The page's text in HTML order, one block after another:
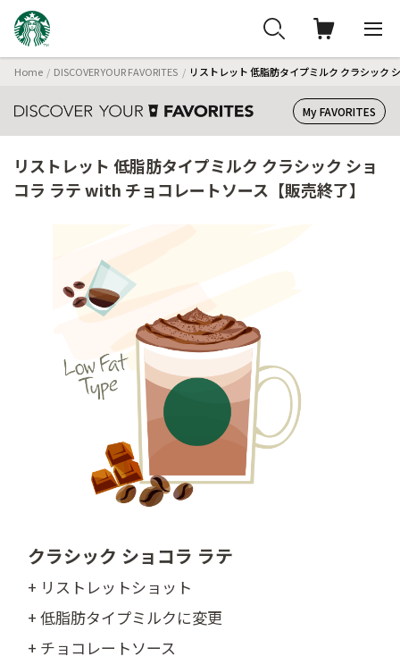
Home DISCOVER YOUR FAVORITES リストレット 低脂肪タイプミルク クラシック
My FAVORITES
リストレット 低脂肪タイプミルク クラシック ショ
コラ ラテ with チョコレートソース【販売終了】
クラシック ショコラ ラテ
+ リストレットショット
+ 低脂肪タイプミルクに変更
+ チョコレートソース